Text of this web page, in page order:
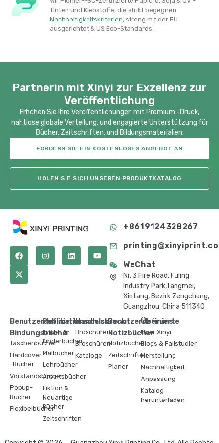
Tinten und Klebstoffe, die strikt begegnen
Nachhaltigkeitskriterien​, streng mit der EU
ausgerichtet & US Eco-Standards.
Partnerin mit Xinyi zur Exzellenz zur
Veröffentlichung
Erhöhen Sie Ihre Veröffentlichungen mit Premium -Druck,
nahtlose globale Verteilung, und engagierte Unterstützung für
Bücher, Zeitschriften, und Bildungsmaterialien.
FORDERN SIE EIN KOSTENLOSES ANGEBOT AN
HOLEN SIE SICH UNSEREN PRODUKTKATALOG
+8619124328267
WeChat
Nr. 3 Fire Road, Fuling
Industry Park,Tangmei,
Xintang, Bezirk Zengcheng,
Guangzhou, China 511340
Benutzerdefinierte
Bindungsbücher
Taschenbücher
Hardcover
-Bücher
Vorstandsbücher
Popup-
Bücher
Flexibelbücher
Publikationsdruck
Kinder &
Kinderbücher
Malbücher
Lehrbücher
Arbeitsbücher
Fiktion &
Neuartige
Bücher
Zeitschriften
Handelsdruck
Broschüren
Broschüren
Kataloge
Benutzerdefinierte
Notizbücher
Notizbücher
Zeitschriften
Planer
Über uns
Über Xinyi
Blogs & Fallstudien
Herstellung
Nachhaltigkeit
Anpassung
Katalog
herunterladen